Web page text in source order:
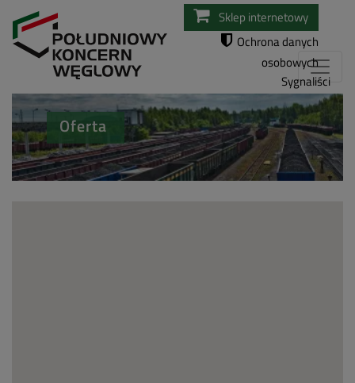
Przejdź
do
Sklep internetowy
Ochrona danych
osobowych
Sygnaliści
Oferta